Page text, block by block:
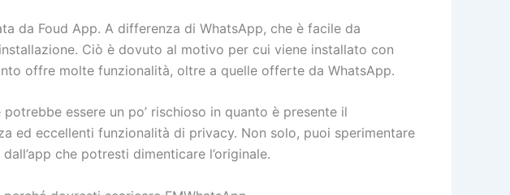
da Foud App. A differenza di WhatsApp, che è facile da
Ciò è dovuto al motivo per cui viene installato con
offre molte funzionalità, oltre a quelle offerte da WhatsApp.
essere un po’ rischioso in quanto è presente il
ed eccellenti funzionalità di privacy. Non solo, puoi sperimentare
che potresti dimenticare l’originale.